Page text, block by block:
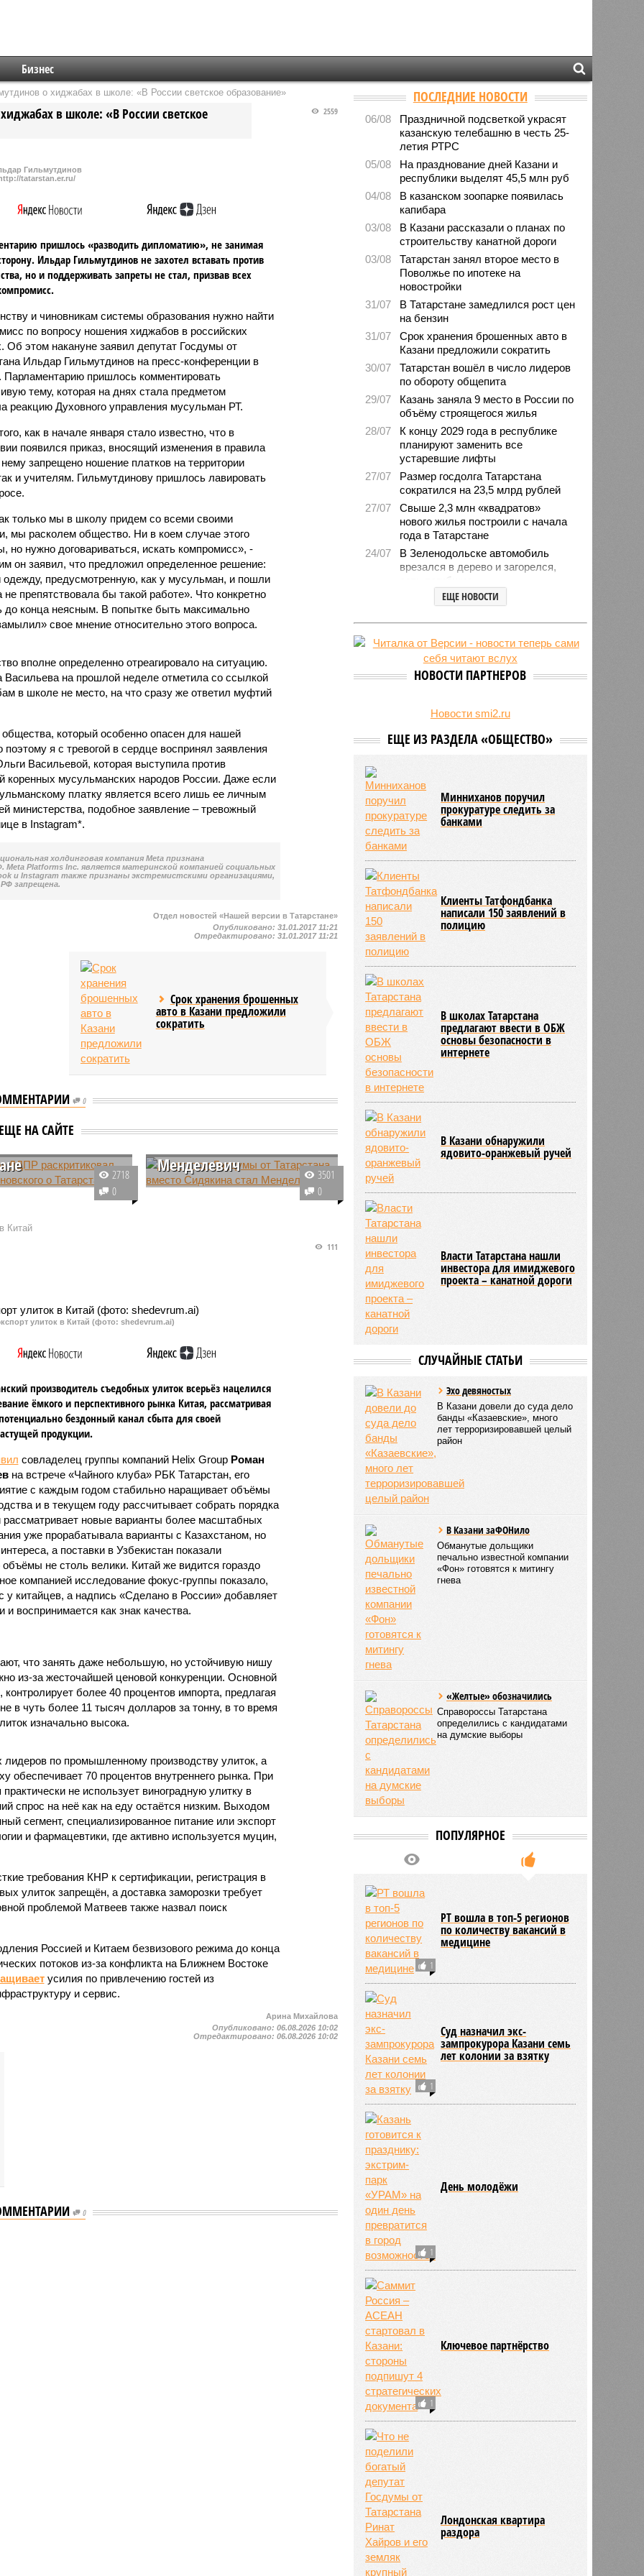
Бизнес
о хиджабах в школе: «В России светское образование»
в школе: «В России светское 2559
Гильмутдинов
tatarstan.er.ru/
пришлось «разводить дипломатию», не занимая
Ильдар Гильмутдинов не захотел вставать против
но и поддерживать запреты не стал, призвав всех
и чиновникам системы образования нужно найти
по вопросу ношения хиджабов в российских
Об этом накануне заявил депутат Госдумы от
Ильдар Гильмутдинов на пресс-конференции в
Парламентарию пришлось комментировать
тему, которая на днях стала предметом
реакцию Духовного управления мусульман РТ.
как в начале января стало известно, что в
появился приказ, вносящий изменения в правила
запрещено ношение платков на территории
и учителям. Гильмутдинову пришлось лавировать
только мы в школу придем со всеми своими
мы расколем общество. Ни в коем случае этого
нужно договариваться, искать компромисс», -
он заявил, что предложил определенное решение:
предусмотренную, как у мусульман, и пошли
препятствовала бы такой работе». Что конкретно
до конца неясным. В попытке быть максимально
свое мнение относительно этого вопроса.
вполне определенно отреагировало на ситуацию.
Васильева на прошлой неделе отметила со ссылкой
в школе не место, на что сразу же ответил муфтий
который особенно опасен для нашей
я с тревогой в сердце воспринял заявления
Васильевой, которая выступила против
коренных мусульманских народов России. Даже если
платку является всего лишь ее личным
министерства, подобное заявление – тревожный
в Instagram*.
холдинговая компания Meta признана
Platforms Inc. является материнской компанией социальных
и Instagram также признаны экстремистскими организациями,
запрещена.
Отдел новостей «Нашей версии в Татарстане»
Опубликовано:31.01.2017 11:21
Отредактировано:31.01.2017 11:21
Срок хранения брошенных
авто в Казани предложили
сократить
0
ЕЩЕ НА САЙТЕ
от ЛДПР
слова
вступился
депутат от ЛДПР
выбрах Госсовета
слова Владимира
2718
0
Депутатом Госдумы от
Татарстана вместо
Менделевич
Представлять интересы
Татарстана в Госдуме вместо
теперь будет Борис Менделевич.
3501
0
Китай
111
улиток в Китай (фото: shedevrum.ai)
производитель съедобных улиток всерьёз нацелился
ёмкого и перспективного рынка Китая, рассматривая
бездонный канал сбыта для своей
продукции.
совладелец группы компаний Helix Group Роман
на встрече «Чайного клуба» РБК Татарстан, его
с каждым годом стабильно наращивает объёмы
и в текущем году рассчитывает собрать порядка
рассматривает новые варианты более масштабных
уже прорабатывала варианты с Казахстаном, но
а поставки в Узбекистан показали
не столь велики. Китай же видится гораздо
компанией исследование фокус-группы показало,
у китайцев, а надпись «Сделано в России» добавляет
и воспринимается как знак качества.
что занять даже небольшую, но устойчивую нишу
из-за жесточайшей ценовой конкуренции. Основной
более 40 процентов импорта, предлагая
в чуть более 11 тысяч долларов за тонну, в то время
изначально высока.
по промышленному производству улиток, а
обеспечивает 70 процентов внутреннего рынка. При
не использует виноградную улитку в
спрос на неё как на еду остаётся низким. Выходом
сегмент, специализированное питание или экспорт
и фармацевтики, где активно используется муцин,
требования КНР к сертификации, регистрация в
улиток запрещён, а доставка заморозки требует
проблемой Матвеев также назвал поиск
Россией и Китаем безвизового режима до конца
потоков из-за конфликта на Ближнем Востоке
усилия по привлечению гостей из
и сервис.
Арина Михайлова
Опубликовано:06.08.2026 10:02
Отредактировано:06.08.2026 10:02
0
ПОСЛЕДНИЕ НОВОСТИ
06/08
Праздничной подсветкой украсят
казанскую телебашню в честь 25-
летия РТРС
05/08
На празднование дней Казани и
республики выделят 45,5 млн руб
04/08
В казанском зоопарке появилась
капибара
03/08
В Казани рассказали о планах по
строительству канатной дороги
03/08
Татарстан занял второе место в
Поволжье по ипотеке на
новостройки
31/07
В Татарстане замедлился рост цен
на бензин
31/07
Срок хранения брошенных авто в
Казани предложили сократить
30/07
Татарстан вошёл в число лидеров
по обороту общепита
29/07
Казань заняла 9 место в России по
объёму строящегося жилья
28/07
К концу 2029 года в республике
планируют заменить все
устаревшие лифты
27/07
Размер госдолга Татарстана
сократился на 23,5 млрд рублей
27/07
Свыше 2,3 млн «квадратов»
нового жилья построили с начала
года в Татарстане
24/07
В Зеленодольске автомобиль
врезался в дерево и загорелся,
есть погибшие
В Татарстане средний возраст
экономкласса в Татарстане
увеличились на 31 процент
ЕЩЕ НОВОСТИ
НОВОСТИ ПАРТНЕРОВ
Новости smi2.ru
ЕЩЕ ИЗ РАЗДЕЛА «ОБЩЕСТВО»
Минниханов поручил
прокуратуре следить за
банками
Клиенты Татфондбанка
написали 150 заявлений в
полицию
В школах Татарстана
предлагают ввести в ОБЖ
основы безопасности в
интернете
В Казани обнаружили
ядовито-оранжевый ручей
Власти Татарстана нашли
инвестора для имиджевого
проекта – канатной дороги
СЛУЧАЙНЫЕ СТАТЬИ
Эхо девяностых
В Казани довели до суда дело
банды «Казаевские», много
лет терроризировавшей целый
район
В Казани заФОНило
Обманутые дольщики
печально известной компании
«Фон» готовятся к митингу
гнева
«Желтые» обозначились
Справороссы Татарстана
определились с кандидатами
на думские выборы
ПОПУЛЯРНОЕ
1
РТ вошла в топ-5 регионов
по количеству вакансий в
медицине
1
Суд назначил экс-
зампрокурора Казани семь
лет колонии за взятку
1
День молодёжи
1
Ключевое партнёрство
Лондонская квартира
раздора